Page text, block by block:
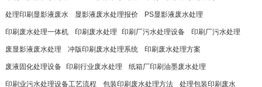
处理印刷显影液废水 显影液废水处理报价 PS显影液废水处理
印刷废水处理一体机 印刷废水处理​ 印刷厂污水处理设备 印刷厂污水处理
废显影液废水处理 冲版印刷废水处理系统 印刷废水处理方案
废液固化处理设备​ 印刷行业废水处理 纸箱厂印刷油墨废水处理
印刷业污水处理设备工艺流程 包装印刷废水处理方法 处理包装印刷废水